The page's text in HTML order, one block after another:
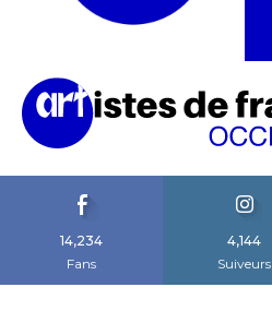
14,234
Fans
4,144
Suiveurs